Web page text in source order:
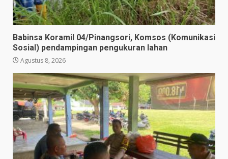
Babinsa Koramil 04/Pinangsori, Komsos (Komunikasi
Sosial) pendampingan pengukuran lahan
Agustus 8, 2026